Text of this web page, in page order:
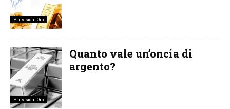
Previsioni Oro
Previsioni Oro
Quanto vale un’oncia di
argento?